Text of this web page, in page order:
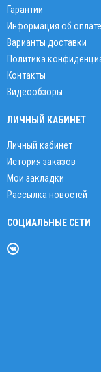
Гарантии
Информация об оплате
Варианты доставки
Политика
Контакты
Видеообзоры
ЛИЧНЫЙ КАБИНЕТ
Личный кабинет
История заказов
Мои закладки
Рассылка новостей
СОЦИАЛЬНЫЕ СЕТИ